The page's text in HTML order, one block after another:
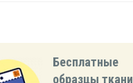
Бесплатные
образцы ткани